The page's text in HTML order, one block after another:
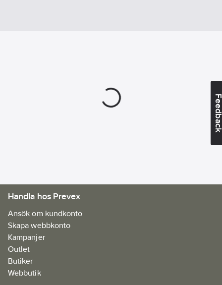
Handla hos Prevex
Ansök om kundkonto
Skapa webbkonto
Kampanjer
Outlet
Butiker
Webbutik